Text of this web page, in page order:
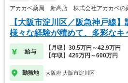
アカカベ薬局 新高店 株式会社アカカベの
【大阪市淀川区／阪急神戸線
様々な経験が積めて、多彩なキ
す。
給与
【月収】30.5万円～42.9万円
【年収】425万円～600万円
勤務地 大阪府 大阪市淀川区